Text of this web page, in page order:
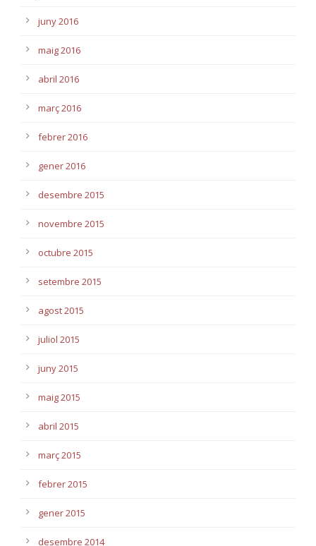
juny 2016
maig 2016
abril 2016
març 2016
febrer 2016
gener 2016
desembre 2015
novembre 2015
octubre 2015
setembre 2015
agost 2015
juliol 2015
juny 2015
maig 2015
abril 2015
març 2015
febrer 2015
gener 2015
desembre 2014